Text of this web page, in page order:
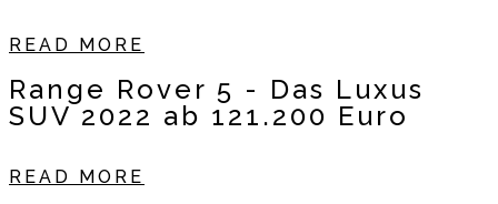
READ MORE
Range Rover 5 - Das Luxus
SUV 2022 ab 121.200 Euro
READ MORE